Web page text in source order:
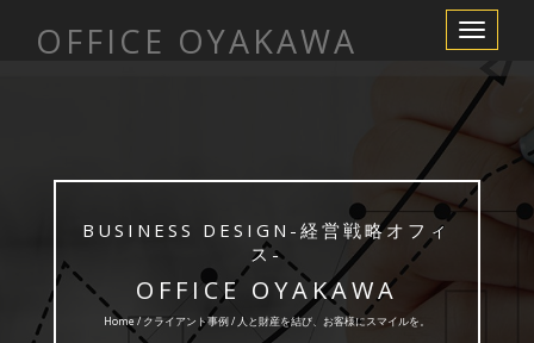
Toggle
Navigation
OFFICE OYAKAWA
BUSINESS DESIGN-経営戦略オフィ
ス-
OFFICE OYAKAWA
Home / クライアント事例/ 人と財産を結び、お客様にスマイルを。